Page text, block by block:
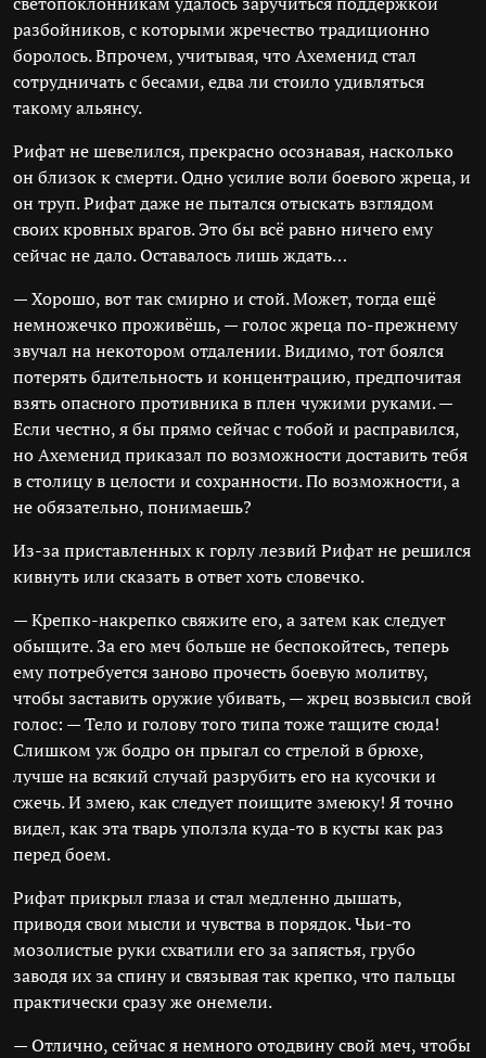
разбойников, с которыми жречество традиционно
боролось. Впрочем, учитывая, что Ахеменид стал
сотрудничать с бесами, едва ли стоило удивляться
такому альянсу.
Рифат не шевелился, прекрасно осознавая, насколько
он близок к смерти. Одно усилие воли боевого жреца, и
он труп. Рифат даже не пытался отыскать взглядом
своих кровных врагов. Это бы всё равно ничего ему
сейчас не дало. Оставалось лишь ждать…
— Хорошо, вот так смирно и стой. Может, тогда ещё
немножечко проживёшь, — голос жреца по-прежнему
звучал на некотором отдалении. Видимо, тот боялся
потерять бдительность и концентрацию, предпочитая
взять опасного противника в плен чужими руками. —
Если честно, я бы прямо сейчас с тобой и расправился,
но Ахеменид приказал по возможности доставить тебя
в столицу в целости и сохранности. По возможности, а
не обязательно, понимаешь?
Из-за приставленных к горлу лезвий Рифат не решился
кивнуть или сказать в ответ хоть словечко.
— Крепко-накрепко свяжите его, а затем как следует
обыщите. За его меч больше не беспокойтесь, теперь
ему потребуется заново прочесть боевую молитву,
чтобы заставить оружие убивать, — жрец возвысил свой
голос: — Тело и голову того типа тоже тащите сюда!
Слишком уж бодро он прыгал со стрелой в брюхе,
лучше на всякий случай разрубить его на кусочки и
сжечь. И змею, как следует поищите змеюку! Я точно
видел, как эта тварь уползла куда-то в кусты как раз
перед боем.
Рифат прикрыл глаза и стал медленно дышать,
приводя свои мысли и чувства в порядок. Чьи-то
мозолистые руки схватили его за запястья, грубо
заводя их за спину и связывая так крепко, что пальцы
практически сразу же онемели.
— Отлично, сейчас я немного отодвину свой меч, чтобы